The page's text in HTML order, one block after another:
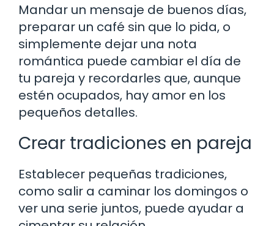
Mandar un mensaje de buenos días,
preparar un café sin que lo pida, o
simplemente dejar una nota
romántica puede cambiar el día de
tu pareja y recordarles que, aunque
estén ocupados, hay amor en los
pequeños detalles.
Crear tradiciones en pareja
Establecer pequeñas tradiciones,
como salir a caminar los domingos o
ver una serie juntos, puede ayudar a